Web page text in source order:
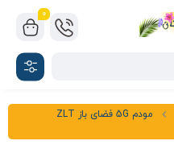
0
مودم 5G فضای باز ZLT